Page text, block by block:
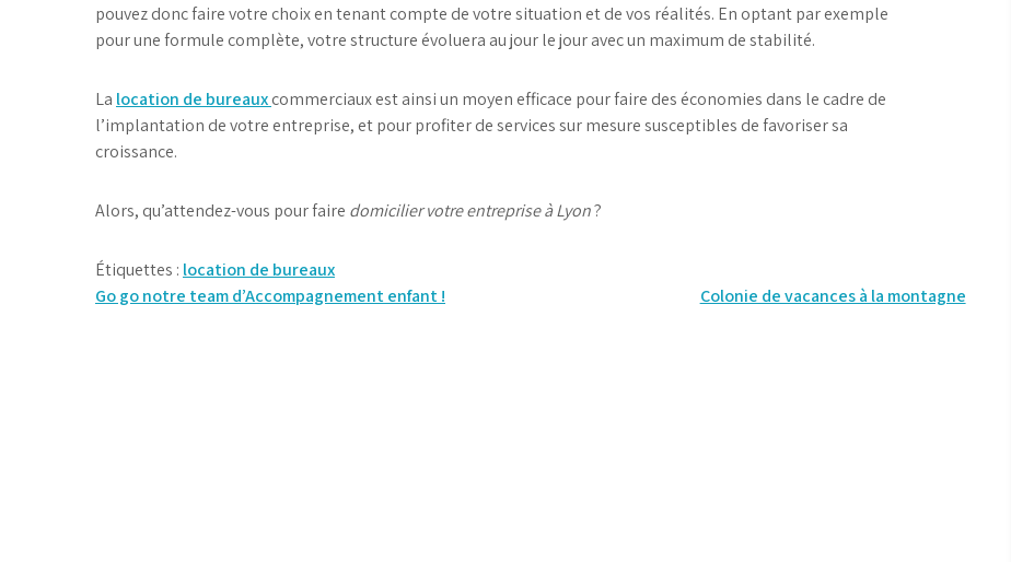
pouvez donc faire votre choix en tenant compte de votre situation et de vos réalités. En optant par exemple
pour une formule complète, votre structure évoluera au jour le jour avec un maximum de stabilité.
La location de bureauxcommerciaux est ainsi un moyen efficace pour faire des économies dans le cadre de
l’implantation de votre entreprise, et pour profiter de services sur mesure susceptibles de favoriser sa
croissance.
Alors, qu’attendez-vous pour faire domicilier votre entreprise à Lyon?
Étiquettes : location de bureaux
Navigation
Go go notre team d’Accompagnement enfant ! Colonie de vacances à la montagne